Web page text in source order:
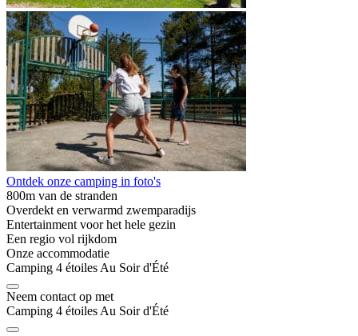
Ontdek onze camping in foto's
800m van de stranden
Overdekt en verwarmd zwemparadijs
Entertainment voor het hele gezin
Een regio vol rijkdom
Onze accommodatie
Camping 4 étoiles Au Soir d'Été
Neem contact op met
Camping 4 étoiles Au Soir d'Été